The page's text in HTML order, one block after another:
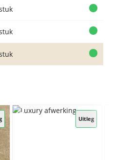
Uitleg